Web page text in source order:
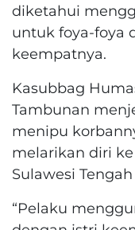
diketahui
untuk foya-foya
keempatnya.
Kasubbag
Tambunan
menipu
melarikan diri
Sulawesi
“Pelaku